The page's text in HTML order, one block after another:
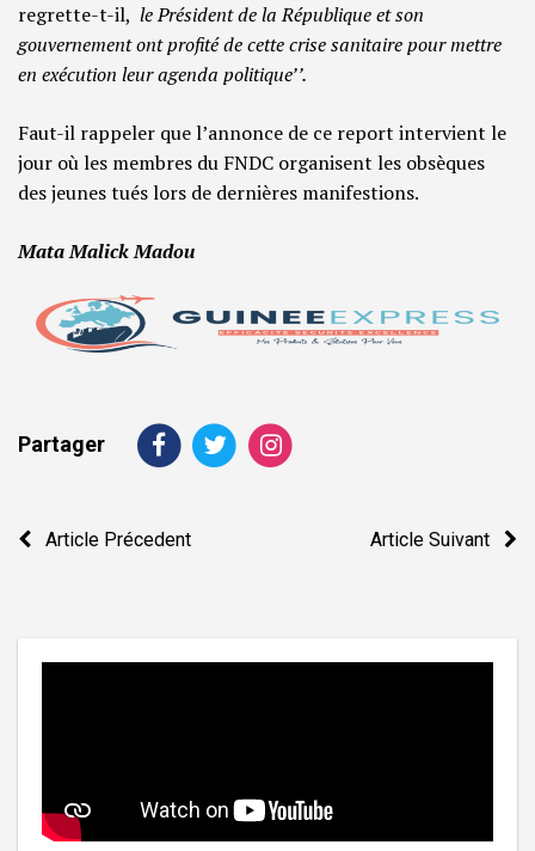
regrette-t-il, le Président de la République et son
gouvernement ont profité de cette crise sanitaire pour mettre
en exécution leur agenda politique’’.
Faut-il rappeler que l’annonce de ce report intervient le
jour où les membres du FNDC organisent les obsèques
des jeunes tués lors de dernières manifestions.
Mata Malick Madou
Partager
Navigation
Article Précedent Article Suivant